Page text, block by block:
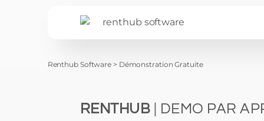
Renthub Software > Démonstration Gratuite
RENTHUB | DEMO PAR